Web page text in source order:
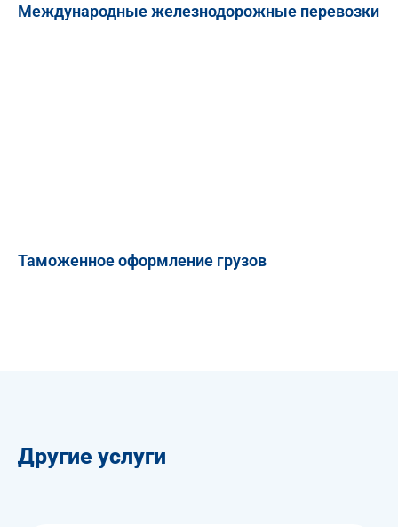
Международные железнодорожные перевозки
Таможенное оформление грузов
Другие услуги